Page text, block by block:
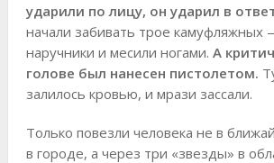
ударили по лицу, он ударил в
начали забивать трое камуфляжных
наручники и месили ногами. А
голове был нанесен пистолетом.
залилось кровью, и мрази зассали.
Только повезли человека не в
в городе, а через три «звезды» в